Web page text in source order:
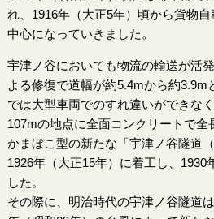
れ、1916年（大正5年）頃から貨物
中心になっていきました。
宇津ノ谷においても物流の輸送が活
よる修復で道幅が約5.4mから約3.9m
では大型車両でのすれ違いができな
107mの地点に全面コンクリートで全
かまぼこ型の新たな「宇津ノ谷隧道
1926年（大正15年）に着工し、1930
した。
その際に、明治時代の宇津ノ谷隧道